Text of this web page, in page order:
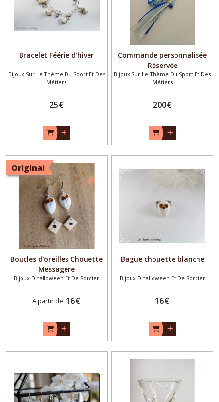
Bracelet Féérie d'hiver
Bijoux Sur Le Thème Du Sport Et Des
Métiers
25€
Commande personnalisée
Réservée
Bijoux Sur Le Thème Du Sport Et Des
Métiers
200€
Original
Boucles d'oreilles Chouette
Messagère
Bijoux D'halloween Et De Sorcier
À partir de 16€
Bague chouette blanche
Bijoux D'halloween Et De Sorcier
16€